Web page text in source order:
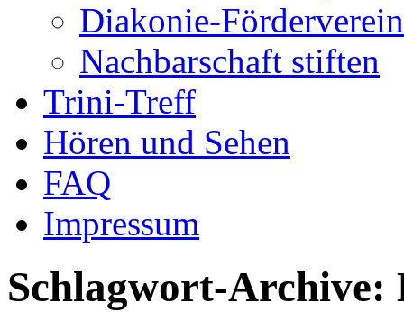
Diakonie-
Nachbarschaft stiften
Trini-Treff
Hören und Sehen
FAQ
Impressum
Schlagwort-Archive: